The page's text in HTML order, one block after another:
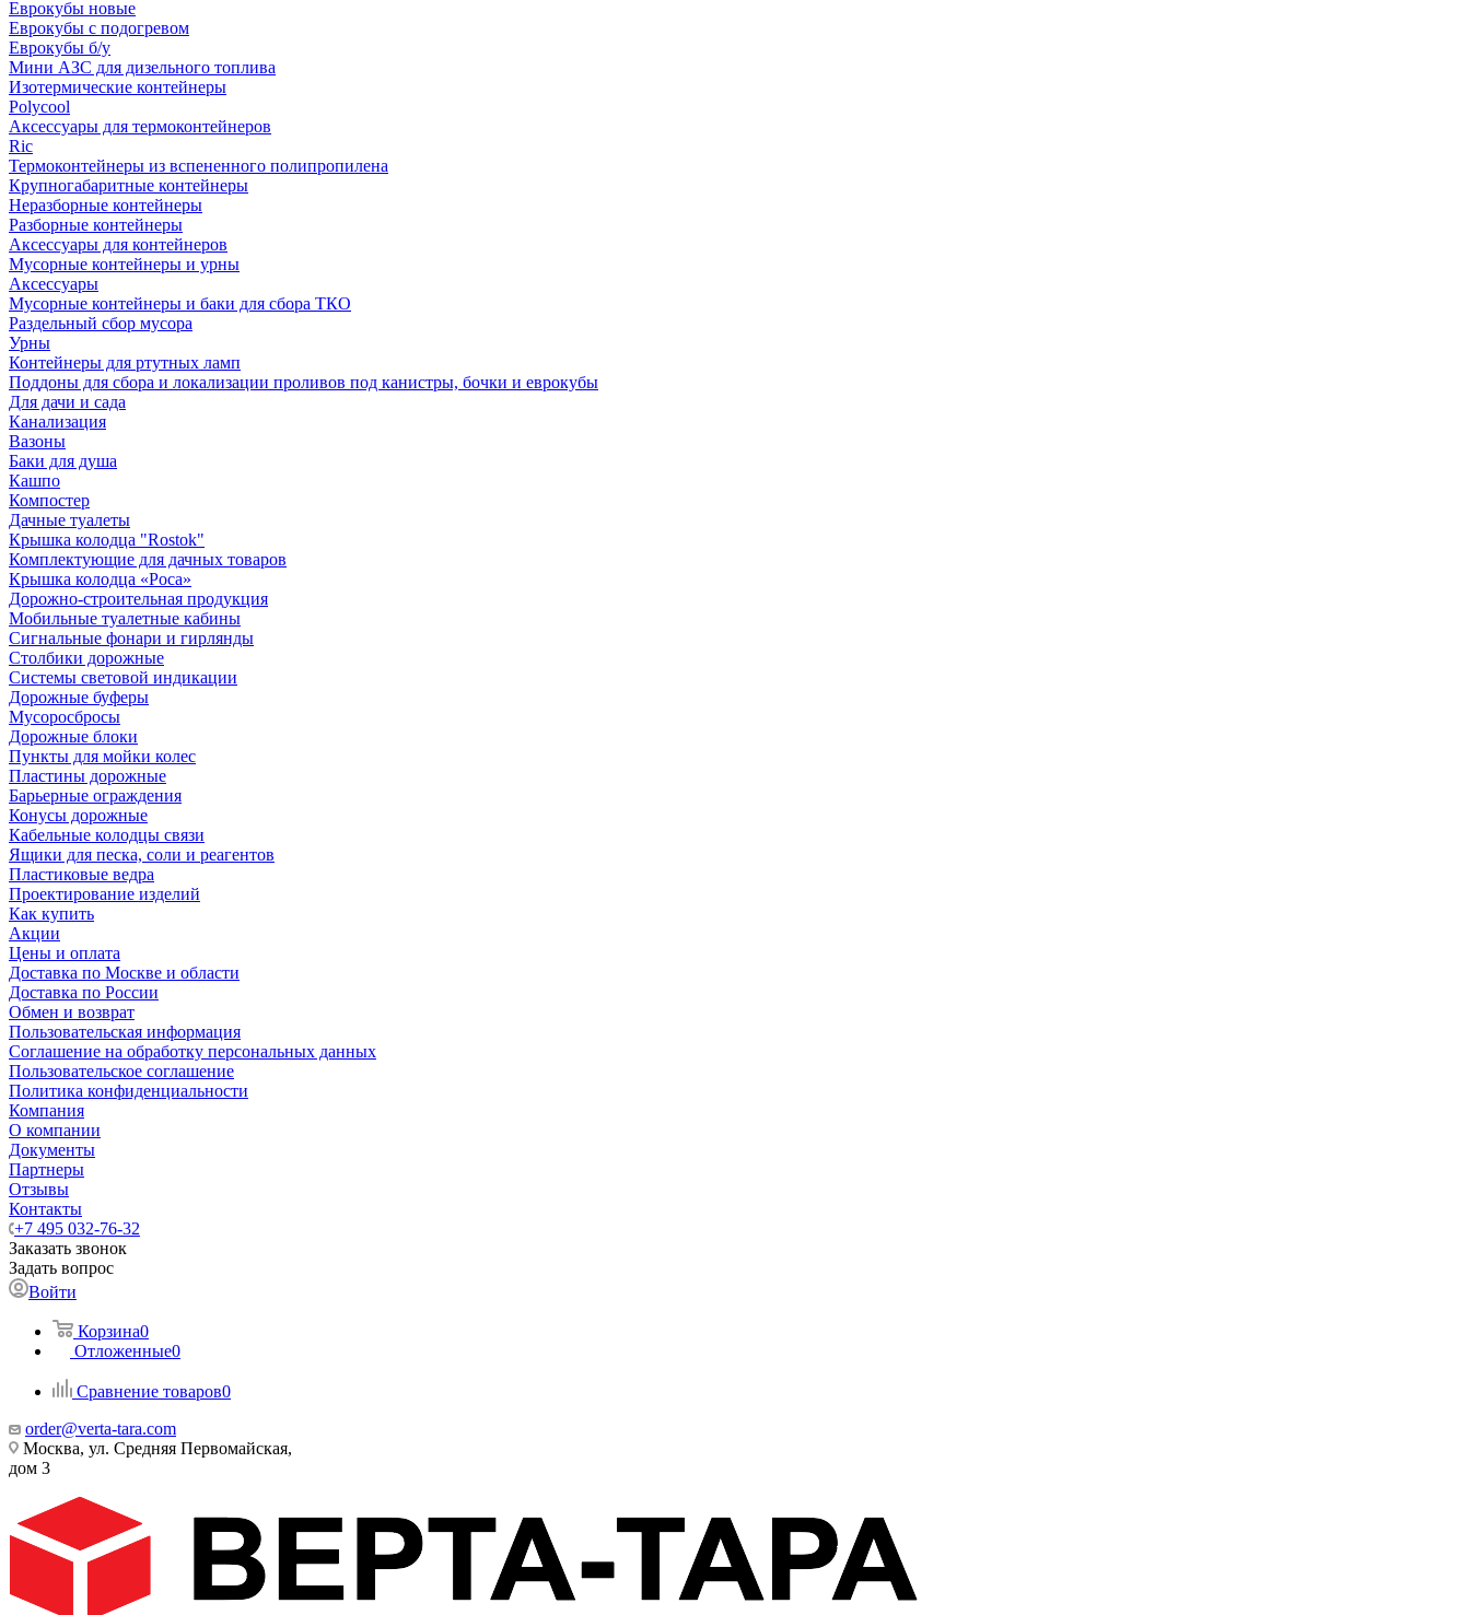
Еврокубы новые
Еврокубы с подогревом
Еврокубы б/у
Мини АЗС для дизельного топлива
Изотермические контейнеры
Polycool
Аксессуары для термоконтейнеров
Ric
Термоконтейнеры из вспененного полипропилена
Крупногабаритные контейнеры
Неразборные контейнеры
Разборные контейнеры
Аксессуары для контейнеров
Мусорные контейнеры и урны
Аксессуары
Мусорные контейнеры и баки для сбора ТКО
Раздельный сбор мусора
Урны
Контейнеры для ртутных ламп
Поддоны для сбора и локализации проливов под канистры, бочки и еврокубы
Для дачи и сада
Канализация
Вазоны
Баки для душа
Кашпо
Компостер
Дачные туалеты
Крышка колодца "Rostok"
Комплектующие для дачных товаров
Крышка колодца «Роса»
Дорожно-строительная продукция
Мобильные туалетные кабины
Сигнальные фонари и гирлянды
Столбики дорожные
Системы световой индикации
Дорожные буферы
Мусоросбросы
Дорожные блоки
Пункты для мойки колес
Пластины дорожные
Барьерные ограждения
Конусы дорожные
Кабельные колодцы связи
Ящики для песка, соли и реагентов
Пластиковые ведра
Проектирование изделий
Как купить
Акции
Цены и оплата
Доставка по Москве и области
Доставка по России
Обмен и возврат
Пользовательская информация
Соглашение на обработку персональных данных
Пользовательское соглашение
Политика конфиденциальности
Компания
О компании
Документы
Партнеры
Отзывы
Контакты
+7 495 032-76-32
Заказать звонок
Задать вопрос
Войти
Корзина0
Отложенные0
Сравнение товаров0
order@verta-tara.com
Москва, ул. Средняя Первомайская,
дом 3